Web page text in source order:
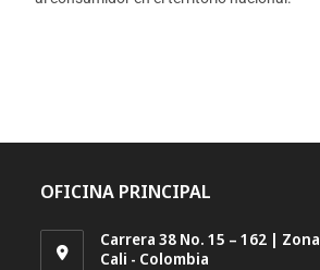
OFICINA PRINCIPAL
Carrera 38 No. 15 – 162 |
Cali - Colombia